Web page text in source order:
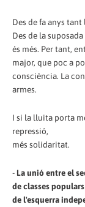
Des de fa anys
Des de la
és més. Per tant,
major, que poc a
consciència. La
armes.
I si la lluita porta
repressió,
més solidaritat.
- La unió entre el
de classes
de l'esquerra